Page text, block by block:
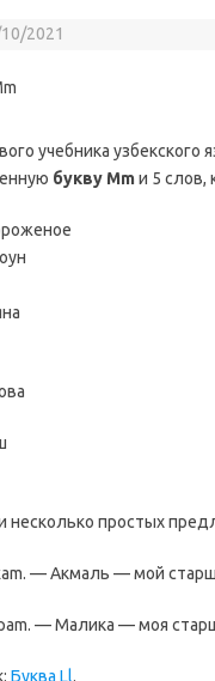
2021
учебника
букву Mmи 5 слов,
несколько простых
— Акмаль — мой
— Малика — моя
Буква Ll.